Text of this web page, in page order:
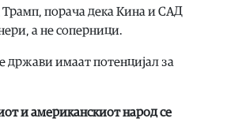
Трамп, порача дека Кина и САД
а не соперници.
држави имаат потенцијал за
и американскиот народ се